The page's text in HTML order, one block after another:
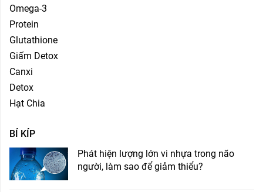
Omega-3
Protein
Glutathione
Giấm Detox
Canxi
Detox
Hạt Chia
BÍ KÍP
Phát hiện lượng lớn vi nhựa trong não
người, làm sao để giảm thiểu?